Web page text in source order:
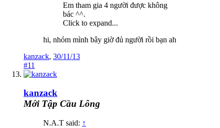
Em tham gia 4 người được không
bác ^^.
Click to expand...
hi, nhóm mình bây giờ đủ người rồi bạn ah
kanzack, 30/11/13
#11
kanzack
Mới Tập Cầu Lông
N.A.T said: ↑